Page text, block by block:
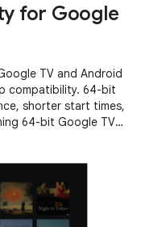
for Google
TV and Android
compatibility. 64-bit
shorter start times,
64-bit Google TV